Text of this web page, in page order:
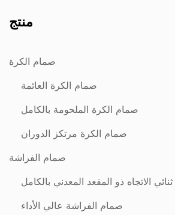
منتج
صمام الكرة
صمام الكرة العائمة
صمام الكرة الملحومة بالكامل
صمام الكرة مرتكز الدوران
صمام الفراشة
الاتجاه ذو المقعد المعدني بالكامل
صمام الفراشة عالي الأداء